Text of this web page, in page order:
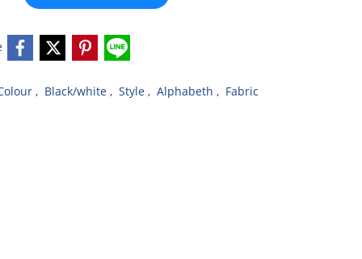
, Black/white , Style , Alphabeth , Fabric